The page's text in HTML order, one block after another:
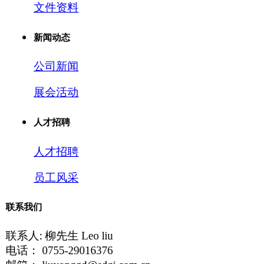
文件资料
新闻动态
公司新闻
展会活动
人才招聘
人才招聘
员工风采
联系我们
联系人: 柳先生 Leo liu
电话： 0755-29016376